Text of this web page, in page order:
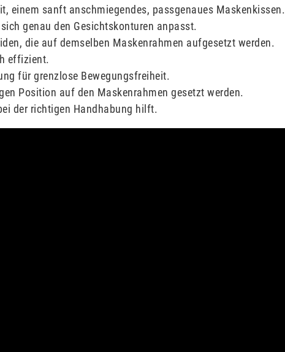
einem sanft anschmiegendes, passgenaues Maskenkissen.
genau den Gesichtskonturen anpasst.
die auf demselben Maskenrahmen aufgesetzt werden.
effizient.
für grenzlose Bewegungsfreiheit.
Position auf den Maskenrahmen gesetzt werden.
der richtigen Handhabung hilft.